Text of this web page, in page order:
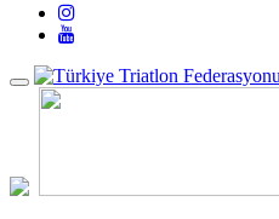
Toggle
navigation